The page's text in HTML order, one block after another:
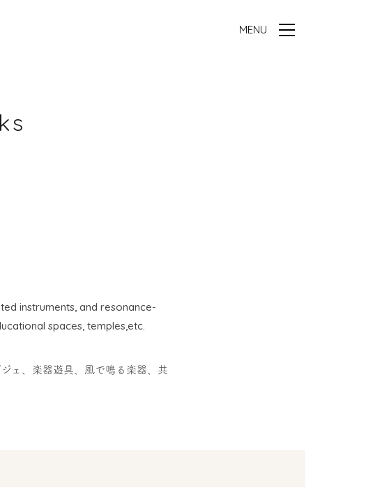
MENU
instruments, and resonance-
spaces, temples,etc.
ェ、楽器遊具、風で鳴る楽器、共